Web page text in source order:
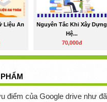
Liệu An
Nguyên Tắc Khi Xây Dựng
Hệ...
70,000đ
điểm của Google drive như